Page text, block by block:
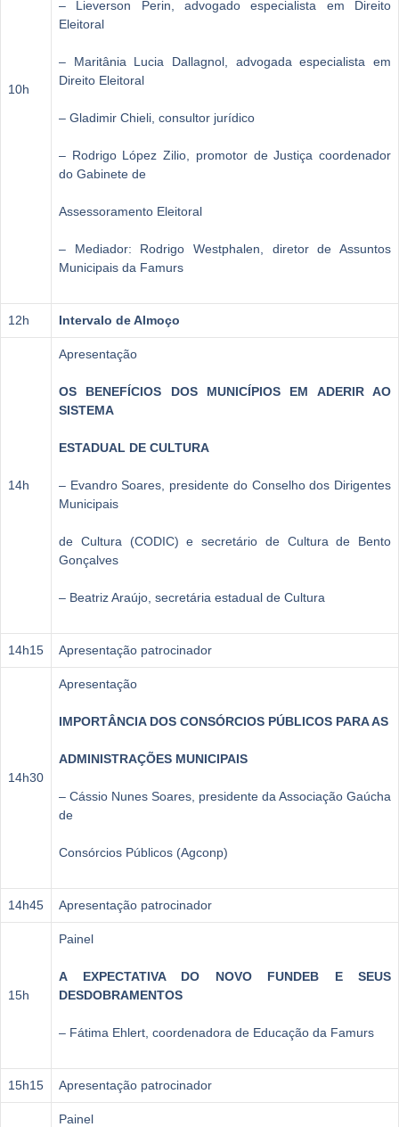
10h
– Lieverson Perin, advogado especialista em Direito
Eleitoral
– Maritânia Lucia Dallagnol, advogada especialista em
Direito Eleitoral
– Gladimir Chieli, consultor jurídico
– Rodrigo López Zilio, promotor de Justiça coordenador
do Gabinete de
Assessoramento Eleitoral
– Mediador: Rodrigo Westphalen, diretor de Assuntos
Municipais da Famurs
12h Intervalo de Almoço
14h
Apresentação
OS BENEFÍCIOS DOS MUNICÍPIOS EM ADERIR AO
SISTEMA
ESTADUAL DE CULTURA
– Evandro Soares, presidente do Conselho dos Dirigentes
Municipais
de Cultura (CODIC) e secretário de Cultura de Bento
Gonçalves
– Beatriz Araújo, secretária estadual de Cultura
14h15 Apresentação patrocinador
14h30
Apresentação
IMPORTÂNCIA DOS CONSÓRCIOS PÚBLICOS PARA AS
ADMINISTRAÇÕES MUNICIPAIS
– Cássio Nunes Soares, presidente da Associação Gaúcha
de
Consórcios Públicos (Agconp)
14h45 Apresentação patrocinador
15h
Painel
A EXPECTATIVA DO NOVO FUNDEB E SEUS
DESDOBRAMENTOS
– Fátima Ehlert, coordenadora de Educação da Famurs
15h15 Apresentação patrocinador
Painel